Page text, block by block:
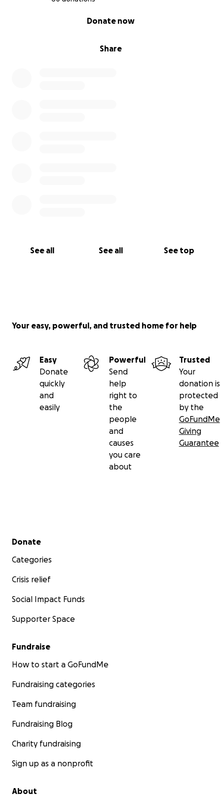
Share
Donate now
See all See all See top
Your easy, powerful, and trusted home for help
Easy
Donate
quickly
and
easily
Powerful
Send
help
right to
the
people
and
causes
you care
about
Trusted
Your
donation is
protected
by the
GoFundMe
Giving
Guarantee
Secondary menu
Donate
Categories
Crisis relief
Social Impact Funds
Supporter Space
Fundraise
How to start a GoFundMe
Fundraising categories
Team fundraising
Fundraising Blog
Charity fundraising
Sign up as a nonprofit
About